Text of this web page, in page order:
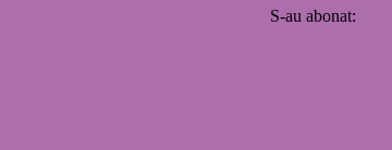
S-au abonat: